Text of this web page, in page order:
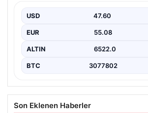
göstermektedir. Baştan başa özel
kullanıcılar,…
USD 47.60
EUR 55.08
ALTIN 6522.0
BTC 3077802
Son Eklenen Haberler